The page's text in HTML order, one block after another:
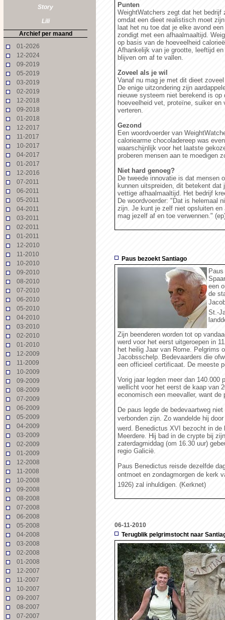
Story
Lili
Archief per maand
01-2026
12-2024
09-2019
05-2019
03-2019
02-2019
12-2018
09-2018
01-2018
12-2017
11-2017
10-2017
04-2017
01-2017
12-2016
07-2011
06-2011
05-2011
04-2011
03-2011
02-2011
01-2011
12-2010
11-2010
10-2010
09-2010
08-2010
07-2010
06-2010
05-2010
04-2010
03-2010
02-2010
01-2010
12-2009
11-2009
10-2009
09-2009
08-2009
07-2009
06-2009
05-2009
04-2009
03-2009
02-2009
01-2009
12-2008
11-2008
10-2008
09-2008
08-2008
07-2008
06-2008
05-2008
04-2008
03-2008
02-2008
01-2008
12-2007
11-2007
10-2007
09-2007
08-2007
07-2007
Punten
WeightWatchers zegt dat het bedrijf
omdat een dieet realistisch moet
laat het nu toe dat je elke avond
zondigt met een afhaalmaaltijd.
op basis van de hoeveelheid
Afhankelijk van je grootte, leeftijd
blijven om af te vallen.
Zoveel als je wil
Vanaf nu mag je met dit dieet
De enige uitzondering zijn
nieuwe systeem niet berekend is
hoeveelheid vet, proteïne, suiker
verteren.
Gezond
Een woordvoerder van
caloriearme chocoladereep was
waarschijnlijk voor het laatste
proberen mensen aan te moedigen
Niet hard genoeg?
De tweede innovatie is dat mensen
kunnen uitspreiden, dit betekent dat
vettige afhaalmaaltijd. Het bedrijf
De woordvoerder: "Dat is helemaal
zijn. Je kunt je zelf niet opsluiten
mag jezelf af en toe verwennen."
Paus bezoekt Santiago
een
de
St.-
Zijn beenderen worden tot op
werd voor het eerst uitgeroepen in
het heilig Jaar van Rome. Pelgrims
Jacobsschelp. Bedevaarders die
een officieel certificaat. De meeste
Vorig jaar legden meer dan 140.000
wellicht voor het eerst de kaap van
economisch een meevaller, want
De paus legde de bedevaartweg
verbonden zijn. Zo wandelde hij door
werd. Benedictus XVI bezocht in
Meerdere. Hij bad in de crypte bij
zaterdagmiddag (om 16.30 uur)
regio Galicië.
Paus Benedictus reisde dezelfde
ontmoet en zondagmorgen de kerk
1926) zal inhuldigen. (Kerknet)
06-11-2010
Terugblik pelgrimstocht naar